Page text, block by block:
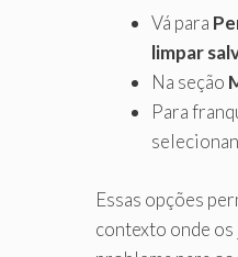
Vá para
limpar
Na seção
Para
Essas opções
contexto onde os